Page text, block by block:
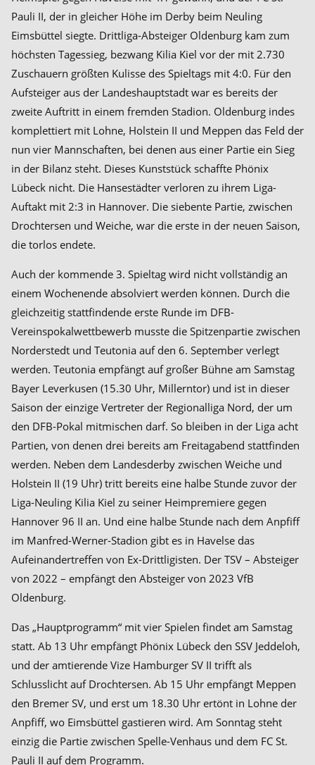
Pauli II, der in gleicher Höhe im Derby beim Neuling
Eimsbüttel siegte. Drittliga-Absteiger Oldenburg kam zum
höchsten Tagessieg, bezwang Kilia Kiel vor der mit 2.730
Zuschauern größten Kulisse des Spieltags mit 4:0. Für den
Aufsteiger aus der Landeshauptstadt war es bereits der
zweite Auftritt in einem fremden Stadion. Oldenburg indes
komplettiert mit Lohne, Holstein II und Meppen das Feld der
nun vier Mannschaften, bei denen aus einer Partie ein Sieg
in der Bilanz steht. Dieses Kunststück schaffte Phönix
Lübeck nicht. Die Hansestädter verloren zu ihrem Liga-
Auftakt mit 2:3 in Hannover. Die siebente Partie, zwischen
Drochtersen und Weiche, war die erste in der neuen Saison,
die torlos endete.
Auch der kommende 3. Spieltag wird nicht vollständig an
einem Wochenende absolviert werden können. Durch die
gleichzeitig stattfindende erste Runde im DFB-
Vereinspokalwettbewerb musste die Spitzenpartie zwischen
Norderstedt und Teutonia auf den 6. September verlegt
werden. Teutonia empfängt auf großer Bühne am Samstag
Bayer Leverkusen (15.30 Uhr, Millerntor) und ist in dieser
Saison der einzige Vertreter der Regionalliga Nord, der um
den DFB-Pokal mitmischen darf. So bleiben in der Liga acht
Partien, von denen drei bereits am Freitagabend stattfinden
werden. Neben dem Landesderby zwischen Weiche und
Holstein II (19 Uhr) tritt bereits eine halbe Stunde zuvor der
Liga-Neuling Kilia Kiel zu seiner Heimpremiere gegen
Hannover 96 II an. Und eine halbe Stunde nach dem Anpfiff
im Manfred-Werner-Stadion gibt es in Havelse das
Aufeinandertreffen von Ex-Drittligisten. Der TSV – Absteiger
von 2022 – empfängt den Absteiger von 2023 VfB
Oldenburg.
Das „Hauptprogramm“ mit vier Spielen findet am Samstag
statt. Ab 13 Uhr empfängt Phönix Lübeck den SSV Jeddeloh,
und der amtierende Vize Hamburger SV II trifft als
Schlusslicht auf Drochtersen. Ab 15 Uhr empfängt Meppen
den Bremer SV, und erst um 18.30 Uhr ertönt in Lohne der
Anpfiff, wo Eimsbüttel gastieren wird. Am Sonntag steht
einzig die Partie zwischen Spelle-Venhaus und dem FC St.
Pauli II auf dem Programm.